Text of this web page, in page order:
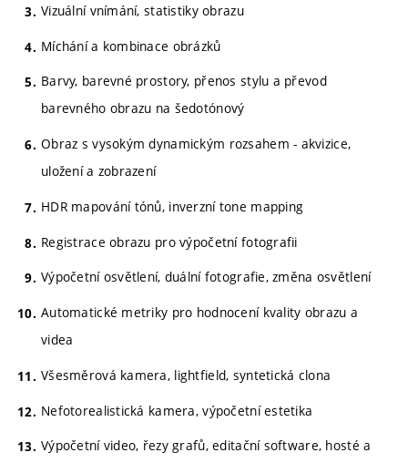
Vizuální vnímání, statistiky obrazu
Míchání a kombinace obrázků
Barvy, barevné prostory, přenos stylu a převod
barevného obrazu na šedotónový
Obraz s vysokým dynamickým rozsahem - akvizice,
uložení a zobrazení
HDR mapování tónů, inverzní tone mapping
Registrace obrazu pro výpočetní fotografii
Výpočetní osvětlení, duální fotografie, změna osvětlení
Automatické metriky pro hodnocení kvality obrazu a
videa
Všesměrová kamera, lightfield, syntetická clona
Nefotorealistická kamera, výpočetní estetika
Výpočetní video, řezy grafů, editační software, hosté a